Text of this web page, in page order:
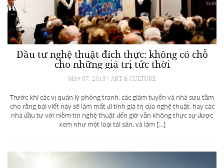
Đầu tư nghệ thuật đích thực: không có chỗ
cho những giá trị tức thời
May 07, 2019 / ART & CULTURE
Trước khi các vị quản lý phòng tranh, các giám tuyển và nhà sưu tầm
cho rằng bài viết này sẽ làm mất đi tính giá trị của nghệ thuật, hay các
nhà đầu tư với niềm tin nghệ thuật đến giờ vẫn không thực sự được
xem như một loại tài sản, và làm […]